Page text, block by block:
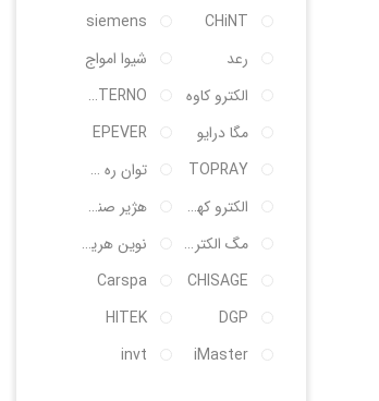
CHiNT
siemens
رعد
شیوا امواج
الکترو کاوه
SANTERNO
مگا درایو
EPEVER
TOPRAY
توان ره صنعت
الکترو کهربای شکوه
هژیر صنعت
مگ الکتریک
نوین هریس پویا
CHISAGE
Carspa
DGP
HITEK
iMaster
invt